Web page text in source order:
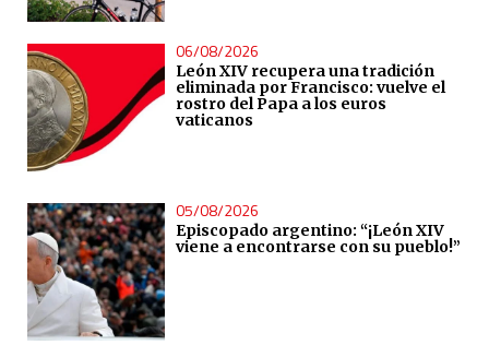
06/08/2026
León XIV recupera una tradición
eliminada por Francisco: vuelve el
rostro del Papa a los euros
vaticanos
05/08/2026
Episcopado argentino: “¡León XIV
viene a encontrarse con su pueblo!”